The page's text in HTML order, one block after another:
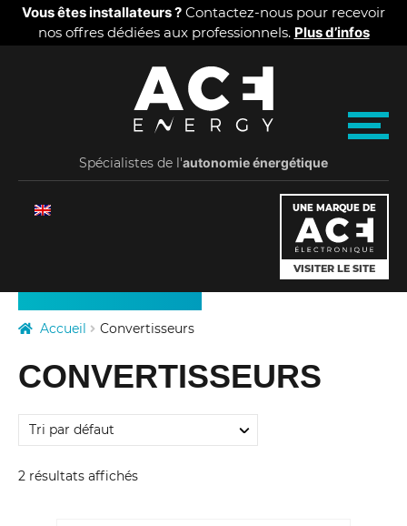
Vous êtes installateurs ? Contactez-nous pour recevoir
nos offres dédiées aux professionnels. Plus d’infos
A
C
E
e
g
Spécialistes de l'autonomie énergétique
M
u
UNE MARQUE DE
VISITER LE SITE
Accueil Convertisseurs
CONVERTISSEURS
2 résultats affichés
Panneau de gestion des cookies